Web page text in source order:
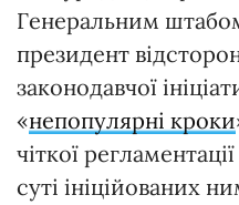
Генеральним
президент
законодавчої
«непопулярні кроки
чіткої
суті ініційованих